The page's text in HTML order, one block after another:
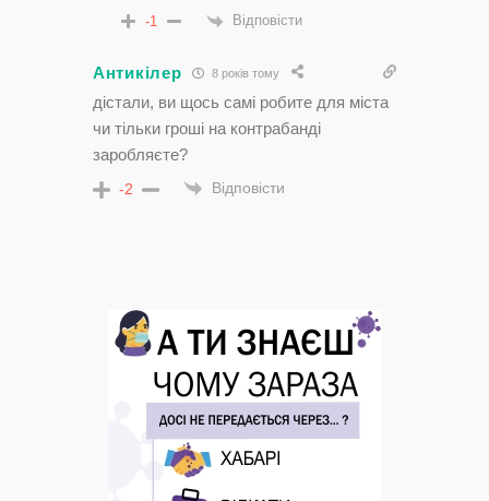
-1 Відповісти
Антикілер 8 років тому
дістали, ви щось самі робите для міста
чи тільки гроші на контрабанді
заробляєте?
-2 Відповісти